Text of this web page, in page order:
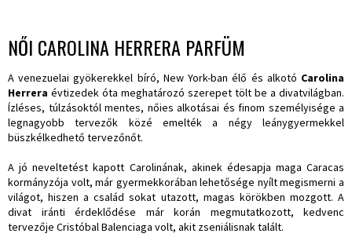
NŐI CAROLINA HERRERA PARFÜM
A venezuelai gyökerekkel bíró, New York-ban élő és alkotó Carolina
Herrera évtizedek óta meghatározó szerepet tölt be a divatvilágban.
Ízléses, túlzásoktól mentes, nőies alkotásai és finom személyisége a
legnagyobb tervezők közé emelték a négy leánygyermekkel
büszkélkedhető tervezőnőt.
A jó neveltetést kapott Carolinának, akinek édesapja maga Caracas
kormányzója volt, már gyermekkorában lehetősége nyílt megismerni a
világot, hiszen a család sokat utazott, magas körökben mozgott. A
divat iránti érdeklődése már korán megmutatkozott, kedvenc
tervezője Cristóbal Balenciaga volt, akit zseniálisnak talált.